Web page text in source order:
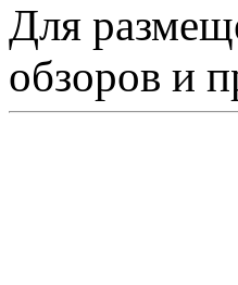
Для
обзоров и